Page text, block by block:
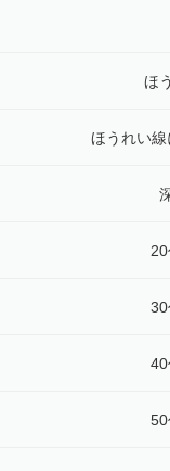
ほ
ほうれい